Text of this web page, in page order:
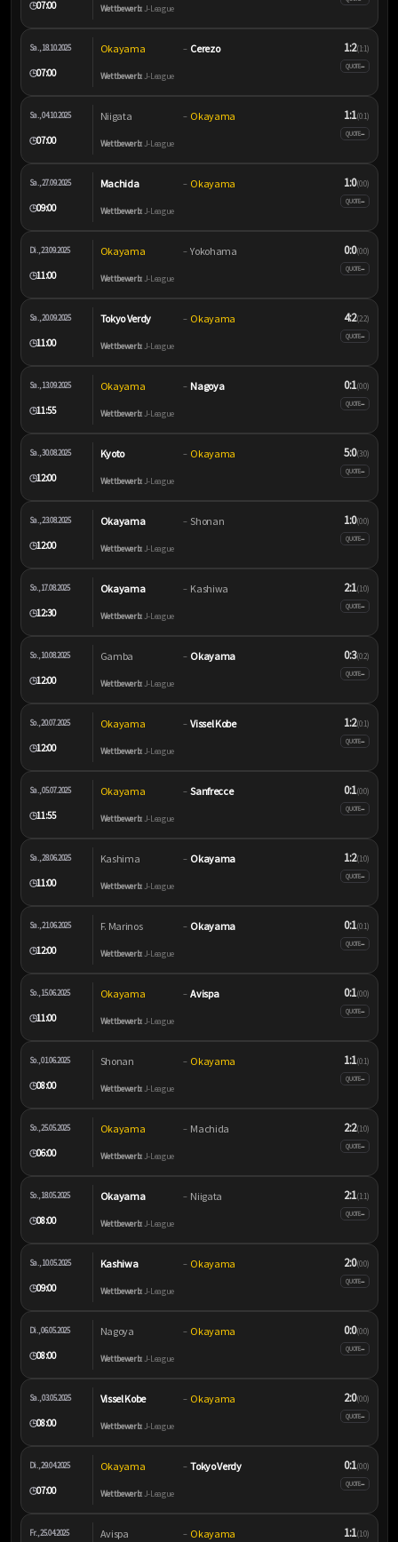
🕒07:00 Wettbewerb:J-League
Sa., 18.10.2025
🕒07:00
Okayama – Cerezo
Wettbewerb:J-League
1:2(1:1)
QUOTE–
Sa., 04.10.2025
🕒07:00
Niigata – Okayama
Wettbewerb:J-League
1:1(0:1)
QUOTE–
Sa., 27.09.2025
🕒09:00
Machida – Okayama
Wettbewerb:J-League
1:0(0:0)
QUOTE–
Di., 23.09.2025
🕒11:00
Okayama – Yokohama
Wettbewerb:J-League
0:0(0:0)
QUOTE–
Sa., 20.09.2025
🕒11:00
Tokyo Verdy – Okayama
Wettbewerb:J-League
4:2(2:2)
QUOTE–
Sa., 13.09.2025
🕒11:55
Okayama – Nagoya
Wettbewerb:J-League
0:1(0:0)
QUOTE–
Sa., 30.08.2025
🕒12:00
Kyoto – Okayama
Wettbewerb:J-League
5:0(3:0)
QUOTE–
Sa., 23.08.2025
🕒12:00
Okayama – Shonan
Wettbewerb:J-League
1:0(0:0)
QUOTE–
So., 17.08.2025
🕒12:30
Okayama – Kashiwa
Wettbewerb:J-League
2:1(1:0)
QUOTE–
So., 10.08.2025
🕒12:00
Gamba – Okayama
Wettbewerb:J-League
0:3(0:2)
QUOTE–
So., 20.07.2025
🕒12:00
Okayama – Vissel Kobe
Wettbewerb:J-League
1:2(0:1)
QUOTE–
Sa., 05.07.2025
🕒11:55
Okayama – Sanfrecce
Wettbewerb:J-League
0:1(0:0)
QUOTE–
Sa., 28.06.2025
🕒11:00
Kashima – Okayama
Wettbewerb:J-League
1:2(1:0)
QUOTE–
Sa., 21.06.2025
🕒12:00
F. Marinos – Okayama
Wettbewerb:J-League
0:1(0:1)
QUOTE–
So., 15.06.2025
🕒11:00
Okayama – Avispa
Wettbewerb:J-League
0:1(0:0)
QUOTE–
So., 01.06.2025
🕒08:00
Shonan – Okayama
Wettbewerb:J-League
1:1(0:1)
QUOTE–
So., 25.05.2025
🕒06:00
Okayama – Machida
Wettbewerb:J-League
2:2(1:0)
QUOTE–
So., 18.05.2025
🕒08:00
Okayama – Niigata
Wettbewerb:J-League
2:1(1:1)
QUOTE–
Sa., 10.05.2025
🕒09:00
Kashiwa – Okayama
Wettbewerb:J-League
2:0(0:0)
QUOTE–
Di., 06.05.2025
🕒08:00
Nagoya – Okayama
Wettbewerb:J-League
0:0(0:0)
QUOTE–
Sa., 03.05.2025
🕒08:00
Vissel Kobe – Okayama
Wettbewerb:J-League
2:0(0:0)
QUOTE–
Di., 29.04.2025
🕒07:00
Okayama – Tokyo Verdy
Wettbewerb:J-League
0:1(0:0)
QUOTE–
Fr., 25.04.2025 Avispa – Okayama 1:1(1:0)